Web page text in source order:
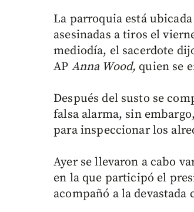
La parroquia está
asesinadas a tiros el
mediodía, el sacerdote
AP Anna Wood, quien se
Después del susto se
falsa alarma, sin
para inspeccionar los
Ayer se llevaron a cabo
en la que participó el
acompañó a la devastada